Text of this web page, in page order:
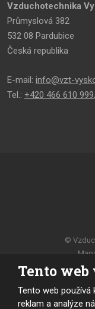
Vzduchotechnika
Průmyslová 382
532 08 Pardubice
Česká republika
E-mail: info@vzt-
Tel.: +420 466 610 999,
©
Tento
Tento web používá
reklam a analýze